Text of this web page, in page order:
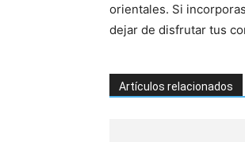
orientales. Si
dejar de disfrutar tus
Artículos relacionados